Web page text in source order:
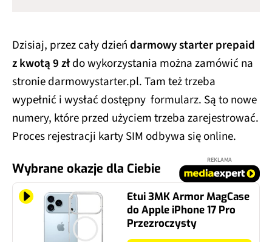
Dzisiaj, przez cały dzieńdarmowy starter prepaid
z kwotą 9 złdo wykorzystania można zamówić na
stronie darmowystarter.pl. Tam też trzeba
wypełnić i wysłać dostępny formularz. Są to nowe
numery, które przed użyciem trzeba zarejestrować.
Proces rejestracji karty SIM odbywa się online.
Wybrane okazje dla Ciebie
REKLAMA
Etui 3MK Armor MagCase
do Apple iPhone 17 Pro
Przezroczysty